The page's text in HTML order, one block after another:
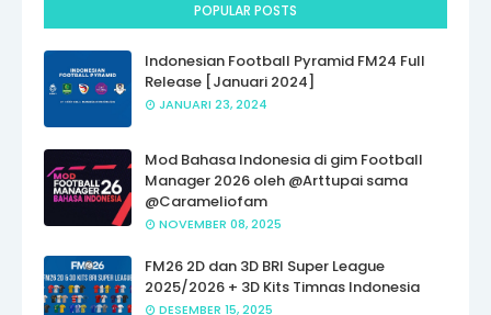
POPULAR POSTS
Indonesian Football Pyramid FM24 Full
Release [Januari 2024]
JANUARI 23, 2024
Mod Bahasa Indonesia di gim Football
Manager 2026 oleh @Arttupai sama
@Carameliofam
NOVEMBER 08, 2025
FM26 2D dan 3D BRI Super League
2025/2026 + 3D Kits Timnas Indonesia
DESEMBER 15, 2025